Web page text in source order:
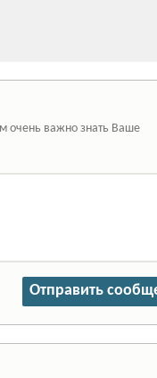
очень важно знать Ваше
Отправить